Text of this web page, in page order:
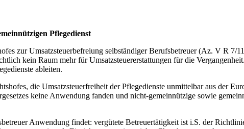
Pflegedienst
zur Umsatzsteuerbefreiung selbständiger Berufsbetreuer (Az. V R
kein Raum mehr für Umsatzsteuererstattungen für die
ableiten.
die Umsatzsteuerfreiheit der Pflegedienste unmittelbar aus der
keine Anwendung fanden und nicht-gemeinnützige sowie
Anwendung findet: vergütete Betreuertätigkeit ist i.S. der